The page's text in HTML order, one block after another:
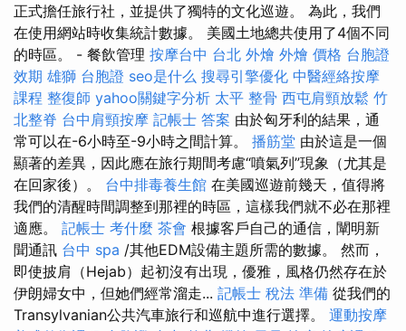
正式擔任旅行社，並提供了獨特的文化巡遊。 為此，我們
在使用網站時收集統計數據。 美國土地總共使用了4個不同
的時區。 - 餐飲管理 按摩台中 台北 外燴 外燴 價格 台胞證
效期 雄獅 台胞證 seo是什么 搜尋引擎優化 中醫經絡按摩
課程 整復師 yahoo關鍵字分析 太平 整骨 西屯肩頸放鬆 竹
北整脊 台中肩頸按摩 記帳士 答案 由於匈牙利的結果，通
常可以在-6小時至-9小時之間計算。 播筋堂 由於這是一個
顯著的差異，因此應在旅行期間考慮“噴氣列”現象（尤其是
在回家後）。 台中排毒養生館 在美國巡遊前幾天，值得將
我們的清醒時間調整到那裡的時區，這樣我們就不必在那裡
適應。 記帳士 考什麼 茶會 根據客戶自己的通信，闡明新
聞通訊 台中 spa /其他EDM設備主題所需的數據。 然而，
即使披肩（Hejab）起初沒有出現，優雅，風格仍然存在於
伊朗婦女中，但她們經常溜走... 記帳士 稅法 準備 從我們的
Transylvanian公共汽車旅行和巡航中進行選擇。 運動按摩